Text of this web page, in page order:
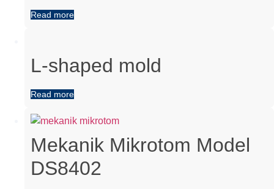
Read more
L-shaped mold
Read more
Mekanik Mikrotom Model
DS8402